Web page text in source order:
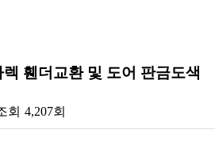
휀더교환 및 도어 판금도색
회 4,207회